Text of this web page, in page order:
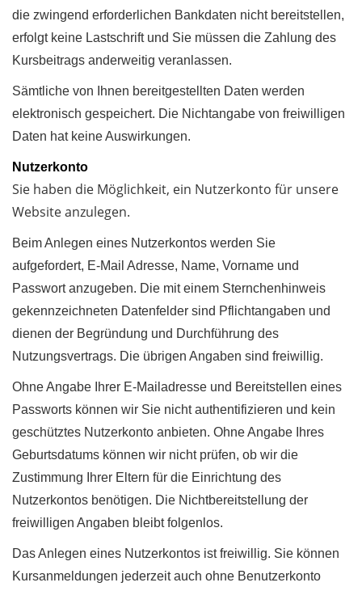
die zwingend erforderlichen Bankdaten nicht bereitstellen,
erfolgt keine Lastschrift und Sie müssen die Zahlung des
Kursbeitrags anderweitig veranlassen.
Sämtliche von Ihnen bereitgestellten Daten werden
elektronisch gespeichert. Die Nichtangabe von freiwilligen
Daten hat keine Auswirkungen.
Nutzerkonto
Sie haben die Möglichkeit, ein Nutzerkonto für unsere
Website anzulegen.
Beim Anlegen eines Nutzerkontos werden Sie
aufgefordert, E-Mail Adresse, Name, Vorname und
Passwort anzugeben. Die mit einem Sternchenhinweis
gekennzeichneten Datenfelder sind Pflichtangaben und
dienen der Begründung und Durchführung des
Nutzungsvertrags. Die übrigen Angaben sind freiwillig.
Ohne Angabe Ihrer E-Mailadresse und Bereitstellen eines
Passworts können wir Sie nicht authentifizieren und kein
geschütztes Nutzerkonto anbieten. Ohne Angabe Ihres
Geburtsdatums können wir nicht prüfen, ob wir die
Zustimmung Ihrer Eltern für die Einrichtung des
Nutzerkontos benötigen. Die Nichtbereitstellung der
freiwilligen Angaben bleibt folgenlos.
Das Anlegen eines Nutzerkontos ist freiwillig. Sie können
Kursanmeldungen jederzeit auch ohne Benutzerkonto